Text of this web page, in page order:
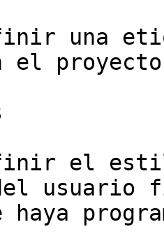
una
el
el
usuario
haya